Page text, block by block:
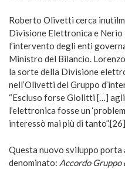
Roberto Olivetti cerca
Divisione Elettronica e
l’intervento degli enti
Ministro del Bilancio.
la sorte della Divisione
nell’Olivetti del Gruppo
“Escluso forse Giolitti […]
l’elettronica fosse un
interessò mai più di tanto”.[26]
Questa nuovo sviluppo porta
denominato: Accordo